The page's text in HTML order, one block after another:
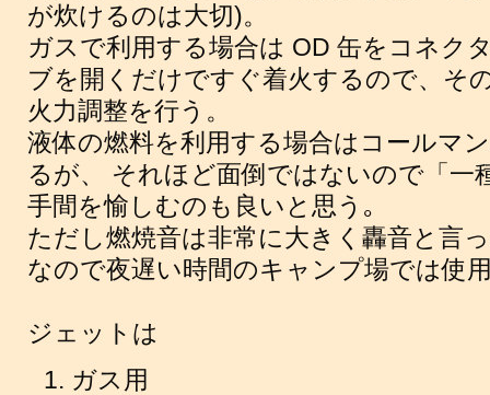
が炊けるのは大切)。
ガスで利用する場合は OD 缶をコネク
ブを開くだけですぐ着火するので、そ
火力調整を行う。
液体の燃料を利用する場合はコールマ
るが、 それほど面倒ではないので「一
手間を愉しむのも良いと思う｡
ただし燃焼音は非常に大きく轟音と言
なので夜遅い時間のキャンプ場では使
ジェットは
ガス用